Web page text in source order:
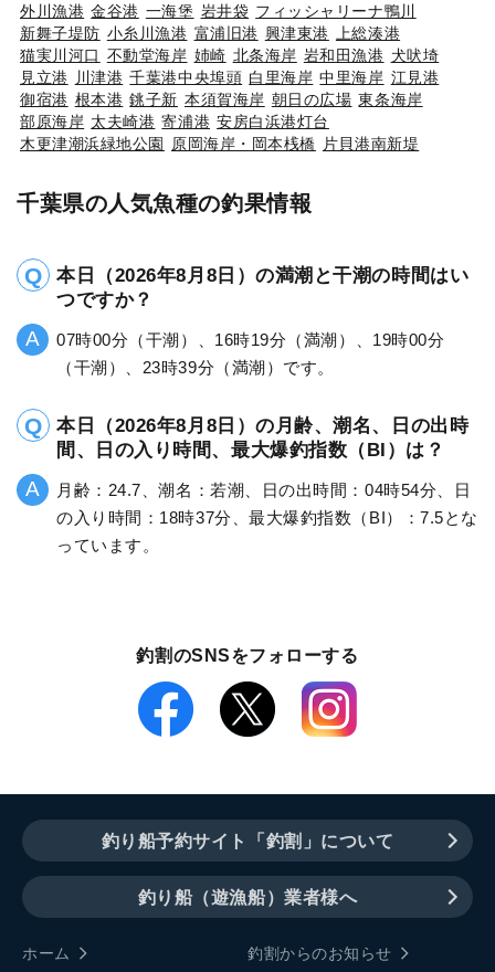
外川漁港 金谷港 一海堡 岩井袋 フィッシャリーナ鴨川
新舞子堤防 小糸川漁港 富浦旧港 興津東港
上総湊港
猫実川河口 不動堂海岸 姉崎 北条海岸 岩和田漁港 犬吠埼
見立港
川津港 千葉港中央埠頭 白里海岸 中里海岸 江見港
御宿港 根本港 銚子新 本須賀海岸 朝日の広場 東条海岸
部原海岸 太夫崎港 寄浦港 安房白浜港灯台
木更津潮浜緑地公園
原岡海岸・岡本桟橋 片貝港南新堤
千葉県の人気魚種の釣果情報
本日（2026年8月8日）の満潮と干潮の時間はい
つですか？
07時00分（干潮）、16時19分（満潮）、19時00分
（干潮）、23時39分（満潮）です。
本日（2026年8月8日）の月齢、潮名、日の出時
間、日の入り時間、最大爆釣指数（BI）は？
月齢：24.7、潮名：若潮、日の出時間：04時54分、日
の入り時間：18時37分、最大爆釣指数（BI）：7.5とな
っています。
釣割のSNSをフォローする
釣り船予約サイト「釣割」について
釣り船（遊漁船）業者様へ
ホーム
釣割からのお知らせ